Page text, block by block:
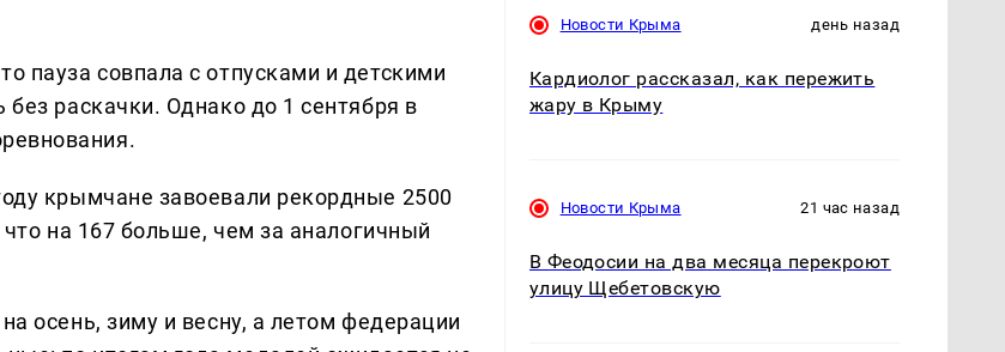
пауза совпала с отпусками и детскими
раскачки. Однако до 1 сентября в
крымчане завоевали рекордные 2500
на 167 больше, чем за аналогичный
осень, зиму и весну, а летом федерации
Новости Крыма день назад
Кардиолог рассказал, как пережить
жару в Крыму
Новости Крыма 21 час назад
В Феодосии на два месяца перекроют
улицу Щебетовскую